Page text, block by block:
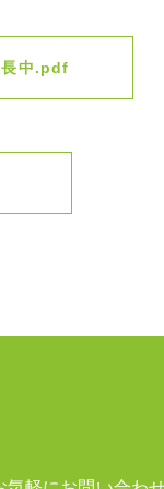
長中.pdf